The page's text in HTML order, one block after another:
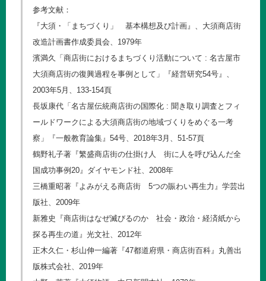
参考文献：
『大須・「まちづくり」 基本構想及び計画』、大須商店街
改造計画書作成委員会、1979年
濱満久「商店街におけるまちづくり活動について : 名古屋市
大須商店街の復興過程を事例として」『経営研究54号』、
2003年5月、133-154頁
長坂康代「名古屋伝統商店街の国際化 : 聞き取り調査とフィ
ールドワークによる大須商店街の地域づくりをめぐる一考
察」『一般教育論集』54号、2018年3月、51-57頁
鶴野礼子著『繁盛商店街の仕掛け人 街に人を呼び込んだ全
国成功事例20』ダイヤモンド社、2008年
三橋重昭著『よみがえる商店街 5つの賑わい再生力』学芸出
版社、2009年
新雅史『商店街はなぜ滅びるのか 社会・政治・経済紙から
探る再生の道』光文社、2012年
正木久仁・杉山伸一編著『47都道府県・商店街百科』丸善出
版株式会社、2019年